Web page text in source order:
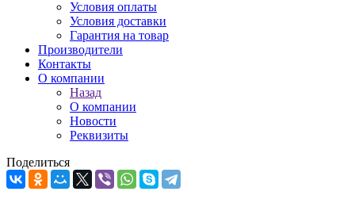
Условия оплаты
Условия доставки
Гарантия на товар
Производители
Контакты
О компании
Назад
О компании
Новости
Реквизиты
Поделиться